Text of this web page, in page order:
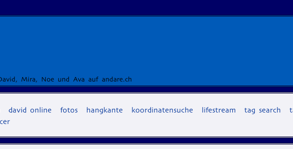
Mira, Noe und Ava auf andare.ch
david online fotos hangkante koordinatensuche lifestream tag search